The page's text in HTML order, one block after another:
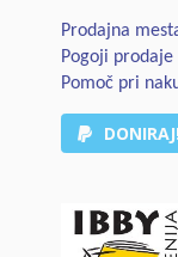
Prodajna
Pogoji prodaje
Pomoč pri
DONIRAJ!